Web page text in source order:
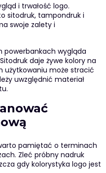
i trwałość logo.
sitodruk, tampondruk i
swoje zalety i
powerbankach wygląda
daje żywe kolory na
użytkowaniu może stracić
uwzględnić materiał
pamiętać o terminach
Zleć próbny nadruk
gdy kolorystyka logo jest